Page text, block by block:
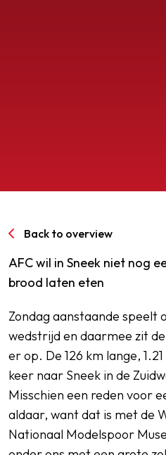
Back to overview
AFC wil in Sneek niet nog
brood laten eten
Zondag aanstaande speelt
wedstrijd en daarmee zit
er op. De 126 km lange,
keer naar Sneek in de
Misschien een reden voor
aldaar, want dat is met de
Nationaal Modelspoor